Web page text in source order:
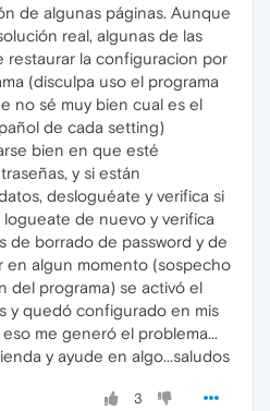
de algunas páginas. Aunque
real, algunas de las
restaurar la configuracion por
(disculpa uso el programa
no sé muy bien cual es el
de cada setting)
bien en que esté
y si están
desloguéate y verifica si
logueate de nuevo y verifica
de borrado de password y de
en algun momento (sospecho
del programa) se activó el
y quedó configurado en mis
me generó el problema...
y ayude en algo...saludos
3